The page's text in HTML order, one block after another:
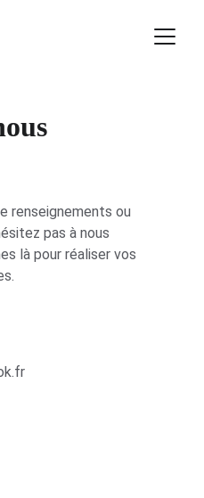
renseignements ou
pas à nous
là pour réaliser vos